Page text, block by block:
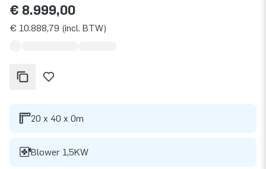
€ 8.999,00
€ 10.888,79 (incl. BTW)
20 x 40 x 0m
Blower 1,5KW